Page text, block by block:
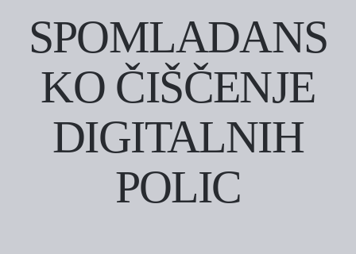
SPOMLADANS
KO ČIŠČENJE
DIGITALNIH
POLIC